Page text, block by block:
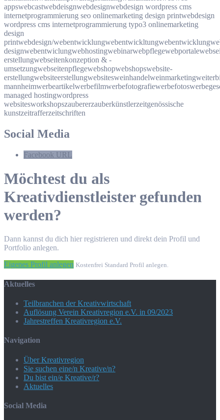
appswebcastwebdeisgnwebdesignwebdesign wordpress cms
internetprogrammierung seo onlinemarketing design printwebdesign
wordpress cms internetprogrammierung typo3 onlinemarketing
design
printwebdesign/webentwicklungwebentwickltungwebentwicklung
designwebentwiclungwebhostingwebinarwebpflegewebportale
erstellungwebseitenkonzeption & -
umsetzungwebseitenpflegewebshopwebshopswebsite-
erstellungwebsiteerstellungwebsitesweinhandelweinmarketing
mannheimwerbeartikelwerbefilmwerbefotografiewerbefotos
managed hostingwordpress
websitesworkshopszaubererzauberkünstlerzeitgenössische
kunstzeitrafferzeitschriften
Social Media
Facebook URL
Möchtest du als
Kreativdienstleister gefunden
werden?
Dann kannst du dich hier registrieren und direkt dein Profil und
Portfolio anlegen.
Eigenes Profil anlegen Kostenfrei Standard Profil anlegen.
Aktuelles
Teilbranchen der Kreativwirtschaft
Auflösung Verein Kreativregion e.V. in 09/2023
Jahrestreffen Kreativregion e.V.
Navigation
Über Kreativregion
Sie suchen eine/n Kreative/n?
Du bist ein/e Kreative/r?
Aktuelles
Social Media